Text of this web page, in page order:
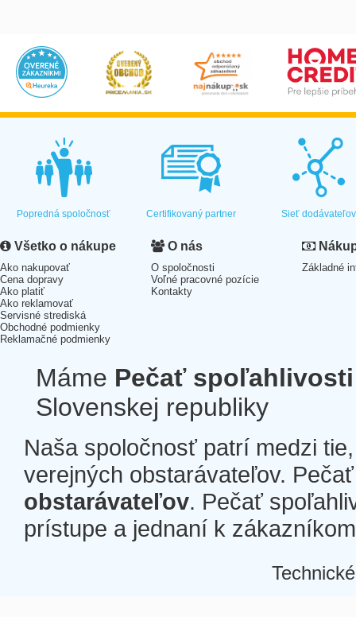
Popredná spoločnosť Certifikovaný partner Sieť dodávateľov
Všetko o nákupe
Ako nakupovať
Cena dopravy
Ako platiť
Ako reklamovať
Servisné strediská
Obchodné podmienky
Reklamačné podmienky
O nás
O spoločnosti
Voľné pracovné pozície
Kontakty
Základné
Máme Pečať spoľahlivosti
Slovenskej republiky
Naša spoločnosť patrí medzi
verejných obstarávateľov.
obstarávateľov. Pečať
prístupe a jednaní k